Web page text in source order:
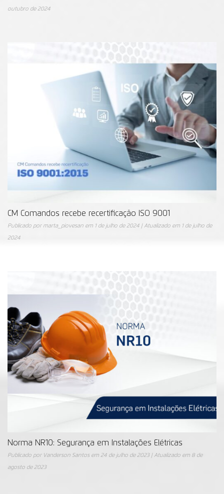
outubro de 2024
CM Comandos recebe recertificação ISO 9001
Publicado por marta_piovesan em 1 de julho de 2024 | Atualizado em 1 de julho de
2024
Norma NR10: Segurança em Instalações Elétricas
Publicado por Vanderson Santosem 24 de julho de 2023| Atualizado em 8 de
agosto de 2023